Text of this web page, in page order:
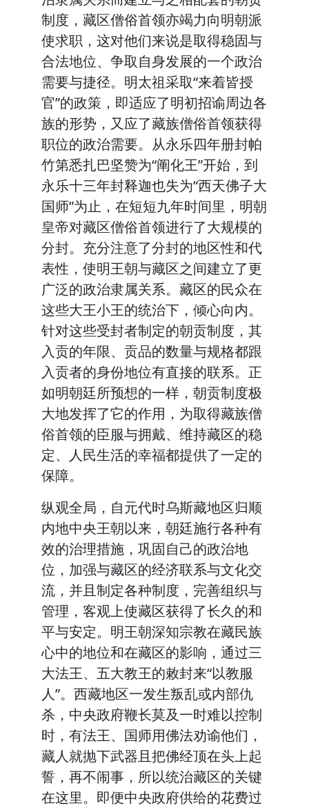
制度，藏区僧俗首领亦竭力向明朝派
使求职，这对他们来说是取得稳固与
合法地位、争取自身发展的一个政治
需要与捷径。明太祖采取“来着皆授
官”的政策，即适应了明初招谕周边各
族的形势，又应了藏族僧俗首领获得
职位的政治需要。从永乐四年册封帕
竹第悉扎巴坚赞为“阐化王”开始，到
永乐十三年封释迦也失为“西天佛子大
国师”为止，在短短九年时间里，明朝
皇帝对藏区僧俗首领进行了大规模的
分封。充分注意了分封的地区性和代
表性，使明王朝与藏区之间建立了更
广泛的政治隶属关系。藏区的民众在
这些大王小王的统治下，倾心向内。
针对这些受封者制定的朝贡制度，其
入贡的年限、贡品的数量与规格都跟
入贡者的身份地位有直接的联系。正
如明朝廷所预想的一样，朝贡制度极
大地发挥了它的作用，为取得藏族僧
俗首领的臣服与拥戴、维持藏区的稳
定、人民生活的幸福都提供了一定的
保障。
纵观全局，自元代时乌斯藏地区归顺
内地中央王朝以来，朝廷施行各种有
效的治理措施，巩固自己的政治地
位，加强与藏区的经济联系与文化交
流，并且制定各种制度，完善组织与
管理，客观上使藏区获得了长久的和
平与安定。明王朝深知宗教在藏民族
心中的地位和在藏区的影响，通过三
大法王、五大教王的敕封来“以教服
人”。西藏地区一发生叛乱或内部仇
杀，中央政府鞭长莫及一时难以控制
时，有法王、国师用佛法劝谕他们，
藏人就抛下武器且把佛经顶在头上起
誓，再不闹事，所以统治藏区的关键
在这里。即便中央政府供给的花费过